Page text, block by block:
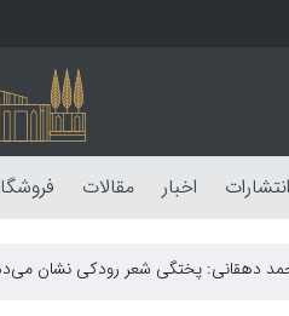
انتشارات اخبار مقالات
دهقانی: پختگی شعر رودکی نشان